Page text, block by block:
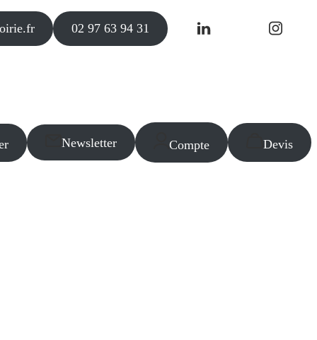
02 97 63 94 31
Newsletter Compte Devis